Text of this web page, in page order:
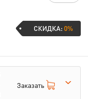
СКИДКА:0%
Заказать